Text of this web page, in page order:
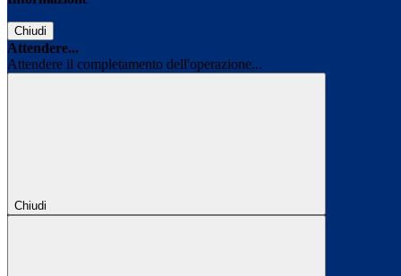
Chiudi
Attendere...
Attendere il completamento dell'operazione...
Chiudi